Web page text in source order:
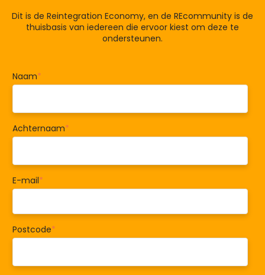
Dit is de Reintegration Economy, en de REcommunity is de
thuisbasis van iedereen die ervoor kiest om deze te
ondersteunen.
Naam*
Achternaam*
E-mail*
Postcode*